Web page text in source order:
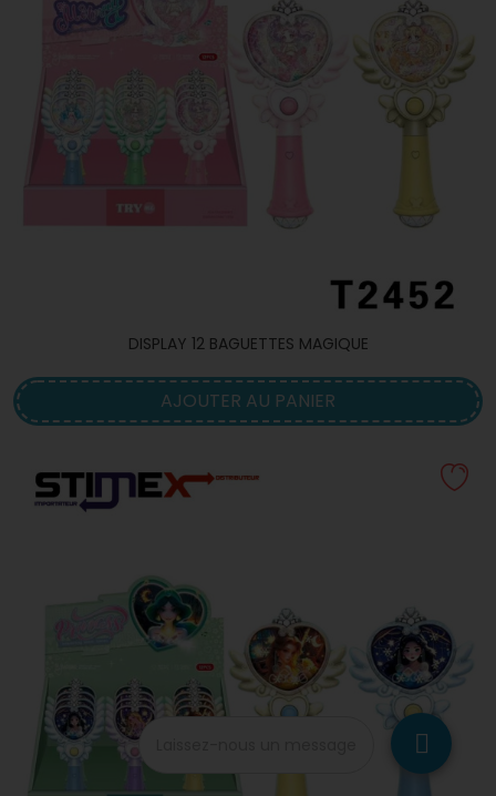
DISPLAY 12 BAGUETTES MAGIQUE
AJOUTER AU PANIER